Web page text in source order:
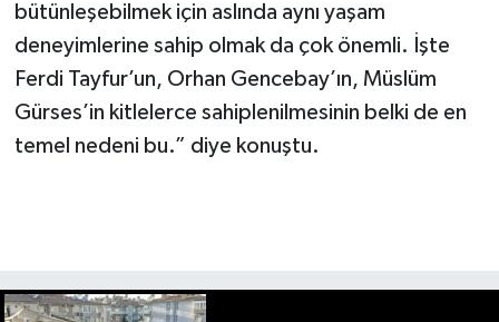
bütünleşebilmek için aslında aynı yaşam
deneyimlerine sahip olmak da çok önemli. İşte
Ferdi Tayfur’un, Orhan Gencebay’ın, Müslüm
Gürses’in kitlelerce sahiplenilmesinin belki de en
temel nedeni bu.” diye konuştu.